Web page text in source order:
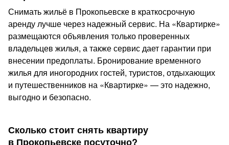
Снимать жильё в Прокопьевске в краткосрочную
аренду лучше через надежный сервис. На «Квартирке»
размещаются объявления только проверенных
владельцев жилья, а также сервис дает гарантии при
внесении предоплаты. Бронирование временного
жилья для иногородних гостей, туристов, отдыхающих
и путешественников на «Квартирке» — это надежно,
выгодно и безопасно.
Сколько стоит снять квартиру
в Прокопьевске посуточно?